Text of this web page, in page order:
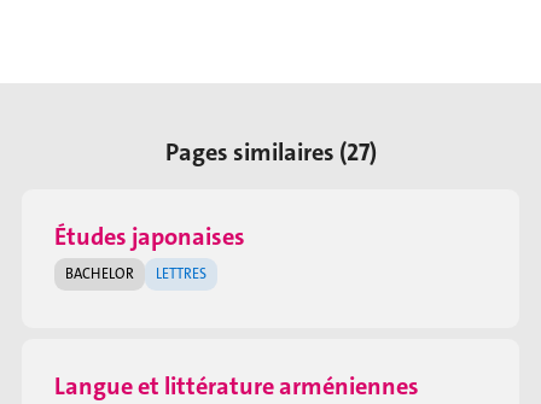
Pages similaires (27)
Études japonaises
BACHELOR LETTRES
Langue et littérature arméniennes